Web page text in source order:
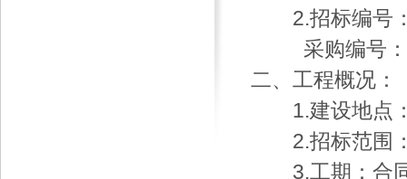
2.招标编号：
采购编号：
二、工程概况：
1.建设地点：
2.招标范围：
3.工期：合